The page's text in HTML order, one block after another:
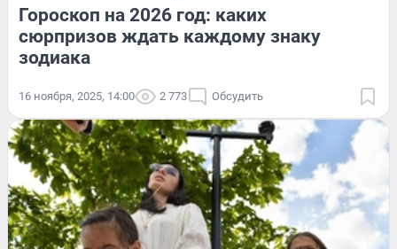
Гороскоп на 2026 год: каких
сюрпризов ждать каждому знаку
зодиака
16 ноября, 2025, 14:00 2 773 Обсудить